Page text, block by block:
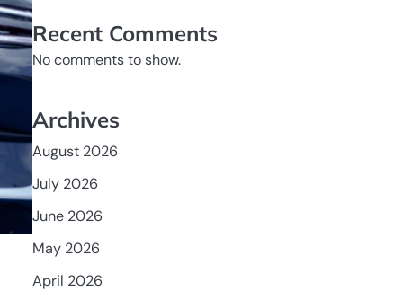
Recent Comments
No comments to show.
Archives
August 2026
July 2026
June 2026
May 2026
April 2026